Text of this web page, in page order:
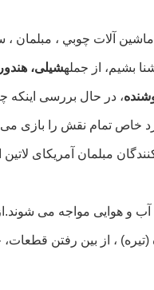
آلات چوبي ، مبلمان ،
بشيم، از جملهشیلی،
، در حال بررسی اینکه
خاص تمام نقش را بازی می
مبلمان آمریکای
آب و هوایی مواجه می
، از بین رفتن